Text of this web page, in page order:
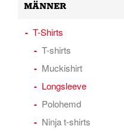
MÄNNER
T-Shirts
T-shirts
Muckishirt
Longsleeve
Polohemd
Ninja t-shirts